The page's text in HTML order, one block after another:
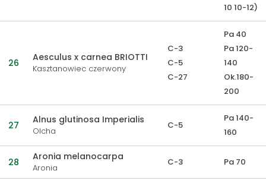
10 10-12)
26 Aesculus x carnea BRIOTTI
Kasztanowiec czerwony
C-3
C-5
C-27
Pa 40
Pa 120-
140
Ok.180-
200
27 Alnus glutinosa Imperialis
Olcha
C-5
Pa 140-
160
28 Aronia melanocarpa
Aronia
C-3 Pa 70